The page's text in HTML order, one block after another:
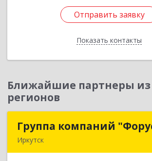
Отправить заявку
Показать контакты
Отправить заявку
Назад
Ближайшие партнеры из
регионов
Группа компаний
Иркутск
Группа